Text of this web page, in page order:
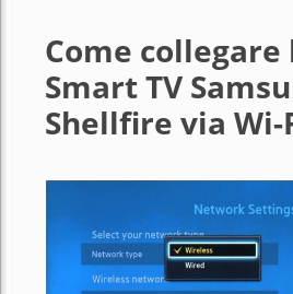
Come collegare
Smart TV
Shellfire via Wi-